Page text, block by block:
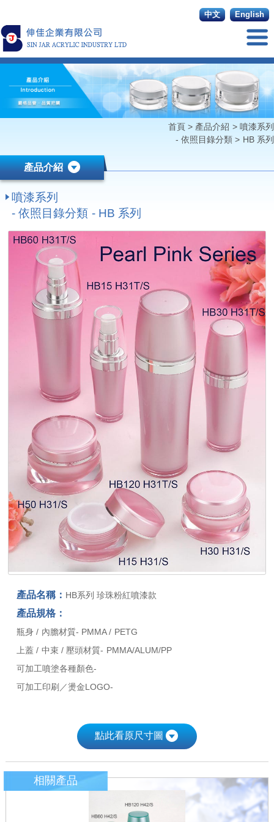
English
中文
首頁> 產品介紹 > 噴漆系列
- 依照目錄分類 > HB 系列
產品介紹
噴漆系列
- 依照目錄分類 - HB 系列
產品名稱： HB系列 珍珠粉紅噴漆款
產品規格：
瓶身 / 內膽材質- PMMA / PETG
上蓋 / 中束 / 壓頭材質- PMMA/ALUM/PP
可加工噴塗各種顏色-
可加工印刷／燙金LOGO-
點此看原尺寸圖
相關產品